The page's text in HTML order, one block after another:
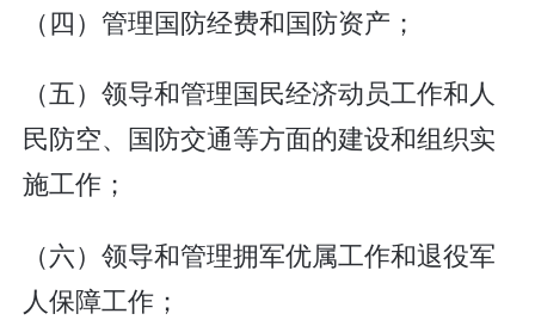
（四）管理国防经费和国防资产；
（五）领导和管理国民经济动员工作和人
民防空、国防交通等方面的建设和组织实
施工作；
（六）领导和管理拥军优属工作和退役军
人保障工作；